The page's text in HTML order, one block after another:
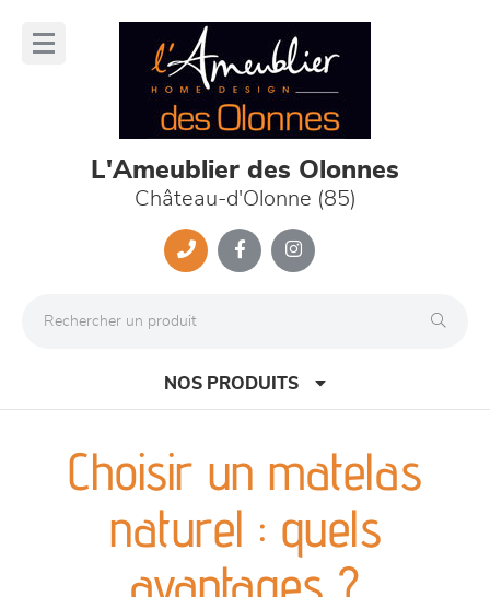
L'Ameublier des Olonnes
Château-d'Olonne (85)
NOS PRODUITS
canapés et fauteuils
Choisir un matelas
naturel : quels
avantages ?